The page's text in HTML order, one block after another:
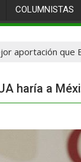
COLUMNISTAS
aportación que
haría a